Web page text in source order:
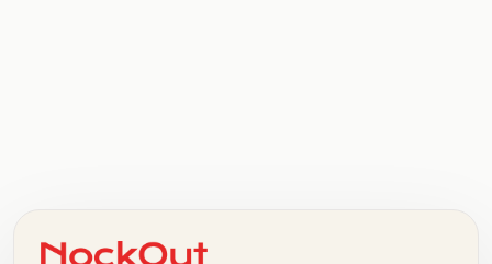
+   .   .   .   .   .   .   .   .   .   +   .   .